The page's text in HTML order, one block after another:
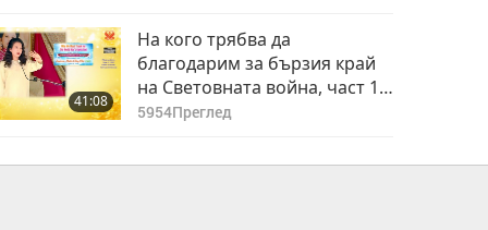
41:08
На кого трябва да
благодарим за бързия край
на Световната война, част 1
от 3
5954Преглед